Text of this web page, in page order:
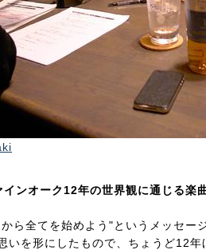
ンオーク12年の世界観に通じる楽
から全てを始めよう"というメッセー
いを形にしたもので、ちょうど12